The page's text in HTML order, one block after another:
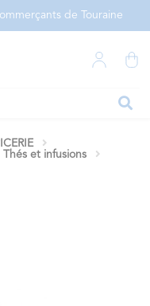
de Touraine
Thés et infusions